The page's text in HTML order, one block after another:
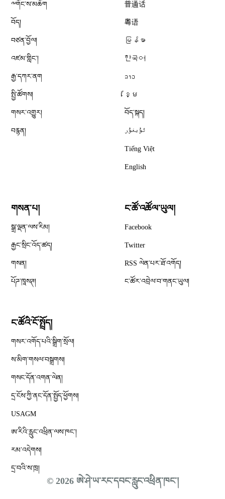
༸གོང་ས་མཆོག
བོད།
བཙན་བྱོལ།
འཛམ་གླིང༌།
རྒྱ་དཀར་ནག
སྤྱི་ཚོགས།
གསར་འགྱུར།
བརྙན།
普通话
粤语
မြန်မာ
한국어
ລາວ
ខ្មែ
བོད་སྐད།
ئۇيغۇر
Tiếng Việt
English
གསན་པ།
སྒྲ་ལྡན་ལས་རིམ།
རྒྱང་སྲིང་འོད་ཚད།
གསན།
པོཌ་ཁཱསཊ།
ང་ཚོ་འཚོལ་ཡུལ།
Facebook
Twitter
RSS ལེན་པར་ཐོ་འགོད།
ང་ཚོར་འབྲེལ་བ་གནང་ཡུལ།
ང་ཚོའི་ངོ་སྤྲོད།
གསར་འགོད་པའི་སྒྲིག་སྲོལ།
ས་མིག་གསལ་བསྒྲགས།
གསང་དོན་འགན་ལེན།
དྲ་ངོས་ཀྱི་ནང་དོན་སྤྱོད་ཕྱོགས།
USAGM
ཨ་རིའི་རླུང་འཕྲིན་ལས་ཁང༌།
རམ་འདེགས།
དྲ་བའི་ས་ཁྲ།
© 2026 ཨེ་ཤེ་ཡ་རང་དབང་རླུང་འཕྲིན་ཁང་།